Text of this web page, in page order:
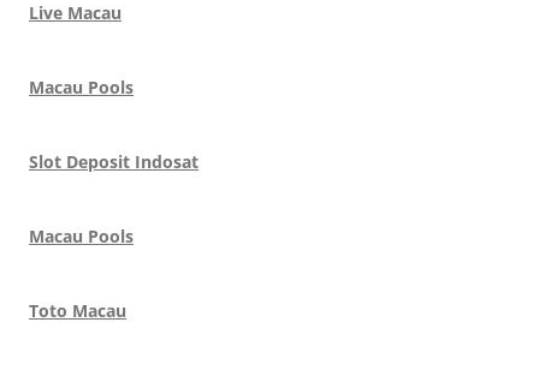
Live Macau
Macau Pools
Slot Deposit Indosat
Macau Pools
Toto Macau